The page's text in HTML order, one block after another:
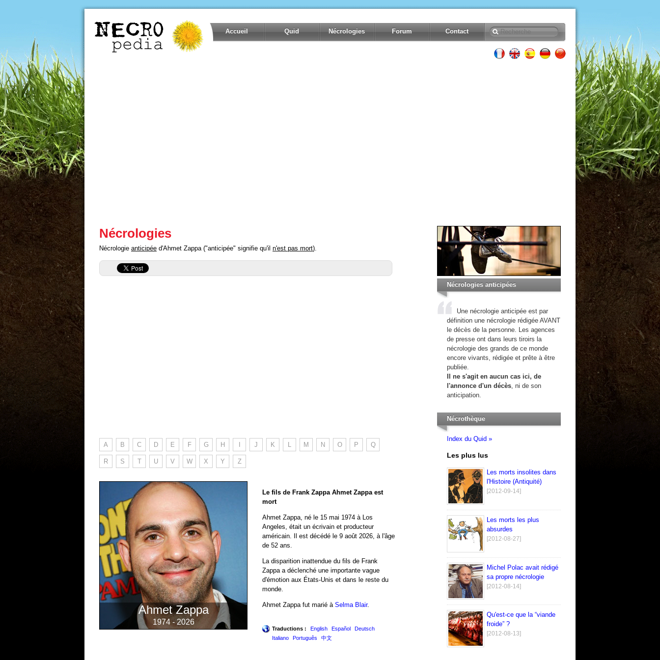
Accueil Quid Nécrologies Forum Contact
Nécrologies
Nécrologie anticipée d'Ahmet Zappa ("anticipée" signifie qu'il n'est pas mort).
A B C D E F G H J K L M N O P Q
R S T U V W X Y Z
Ahmet Zappa
1974 - 2026
Le fils de Frank Zappa Ahmet Zappa est
mort
Ahmet Zappa, né le 15 mai 1974 à Los
Angeles, était un écrivain et producteur
américain. Il est décédé le 9 août 2026, à l'âge
de 52 ans.
La disparition inattendue du fils de Frank
Zappa a déclenché une importante vague
d'émotion aux États-Unis et dans le reste du
monde.
Ahmet Zappa fut marié à Selma Blair.
Traductions : English Español
Deutsch
Italiano
Português 中文
Nécrologies anticipées
Une nécrologie anticipée est par
définition une nécrologie rédigée AVANT
le décès de la personne. Les agences
de presse ont dans leurs tiroirs la
nécrologie des grands de ce monde
encore vivants, rédigée et prête à être
publiée.
Il ne s'agit en aucun cas ici, de
l'annonce d'un décès, ni de son
anticipation.
Nécrothèque
Index du Quid »
Les plus lus
Les morts insolites dans
l'Histoire (Antiquité)
[2012-09-14]
Les morts les plus
absurdes
[2012-08-27]
Michel Polac avait rédigé
sa propre nécrologie
[2012-08-14]
Qu'est-ce que la “viande
froide” ?
[2012-08-13]